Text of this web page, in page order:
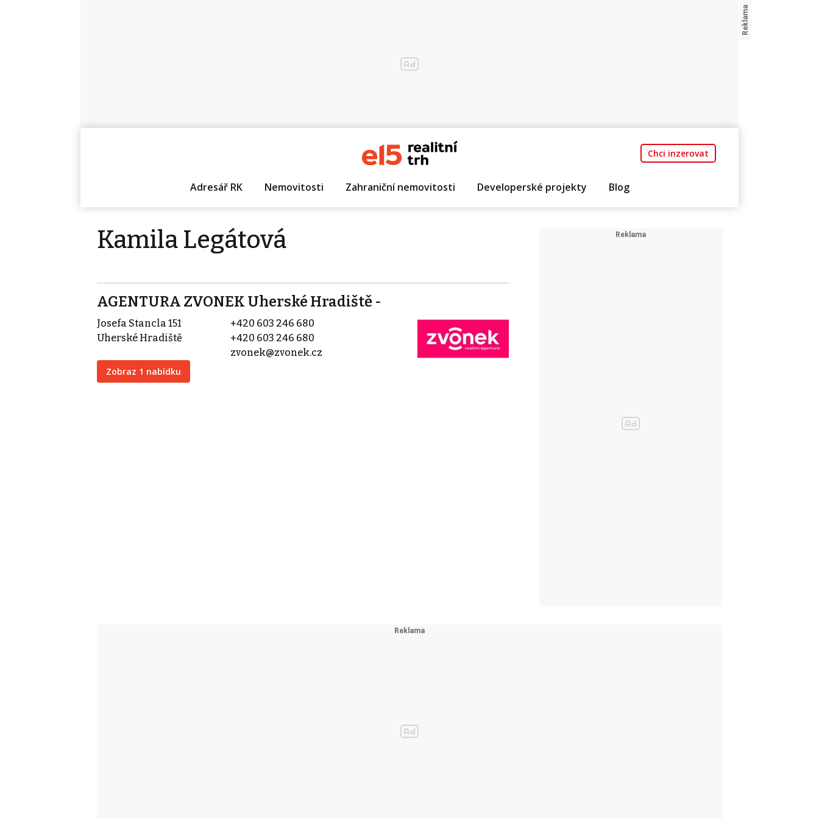
Chci inzerovat
Adresář RK Nemovitosti Zahraniční nemovitosti Developerské projekty Blog
Kamila Legátová
AGENTURA ZVONEK Uherské Hradiště -
Josefa Stancla 151
Uherské Hradiště
Zobraz 1 nabídku
+420 603 246 680
+420 603 246 680
zvonek@zvonek.cz